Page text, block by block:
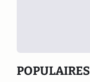
POPULAIRES